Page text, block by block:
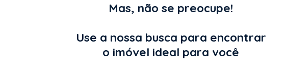
Mas, não se preocupe!
Use a nossa busca para encontrar
o imóvel ideal para você